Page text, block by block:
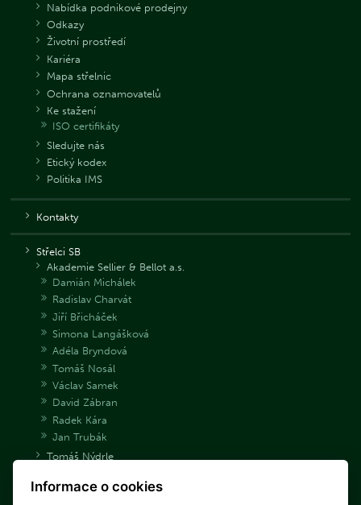
Nabídka podnikové prodejny
Odkazy
Životní prostředí
Kariéra
Mapa střelnic
Ochrana oznamovatelů
Ke stažení
ISO certifikáty
Sledujte nás
Etický kodex
Politika IMS
Kontakty
Střelci SB
Akademie Sellier & Bellot a.s.
Damián Michálek
Radislav Charvát
Jiří Břicháček
Simona Langášková
Adéla Bryndová
Tomáš Nosál
Václav Samek
David Zábran
Radek Kára
Jan Trubák
Tomáš Nýdrle
Archiv střelců
Informace o cookies